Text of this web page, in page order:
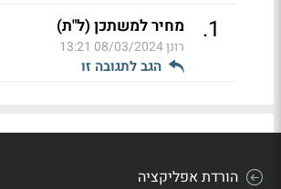
1
. מחיר למשתכן (ל"ת)
רונן08/03/2024 13:21
הגב לתגובה זו
הורדת אפליקציה